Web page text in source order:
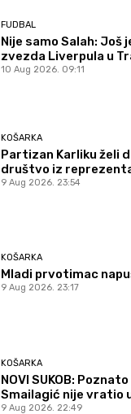
FUDBAL
Nije samo Salah: Još
zvezda Liverpula u
10 Aug 2026. 09:11
KOŠARKA
Partizan Karliku želi
društvo iz
9 Aug 2026. 23:54
KOŠARKA
Mladi prvotimac
9 Aug 2026. 23:17
KOŠARKA
NOVI SUKOB:
Smailagić nije vratio
9 Aug 2026. 22:49